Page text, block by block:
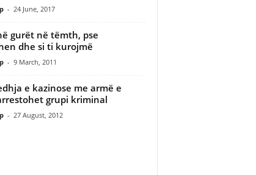
- 24 June, 2017
gurët në tëmth, pse
dhe si ti kurojmë
- 9 March, 2011
e kazinose me armë e
grupi kriminal
- 27 August, 2012